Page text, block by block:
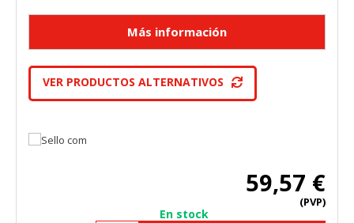
VER PRODUCTOS ALTERNATIVOS
59,57 €
(PVP)
En stock